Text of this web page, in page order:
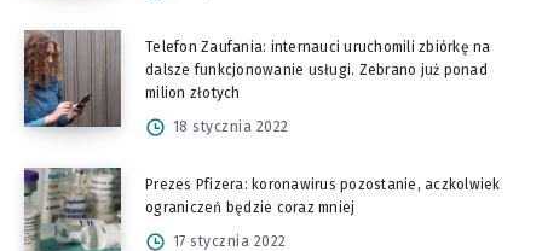
Telefon Zaufania: internauci uruchomili zbiórkę na
dalsze funkcjonowanie usługi. Zebrano już ponad
milion złotych
18 stycznia 2022
Prezes Pfizera: koronawirus pozostanie, aczkolwiek
ograniczeń będzie coraz mniej
17 stycznia 2022